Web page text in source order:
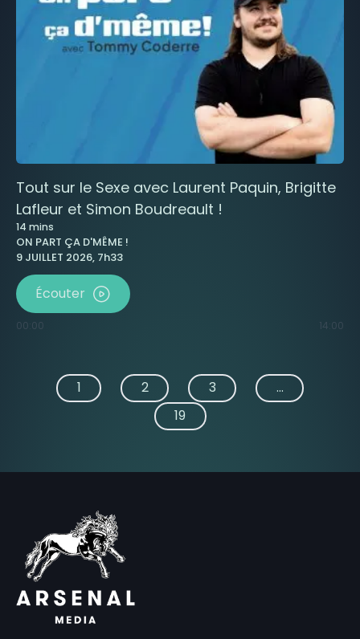
Tout sur le Sexe avec Laurent Paquin, Brigitte
Lafleur et Simon Boudreault !
14 mins
ON PART ÇA D'MÊME !
9 JUILLET 2026, 7h33
Écouter
00:00 14:00
1 2 3
...
19